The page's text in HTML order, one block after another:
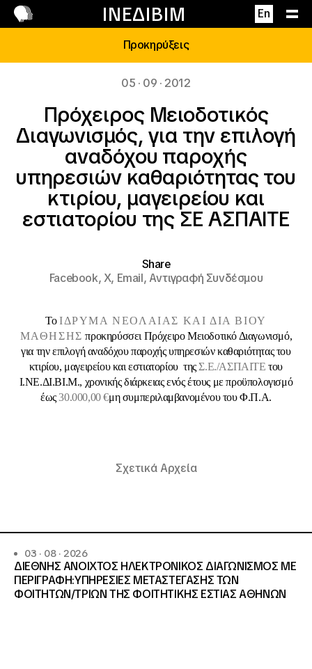
ΙΝΕΔΙΒΙΜ En
Επικοινωνία
Προκηρύξεις
05 · 09 · 2012
Πρόχειρος Μειοδοτικός
Διαγωνισμός, για την επιλογή
αναδόχου παροχής
υπηρεσιών καθαριότητας του
κτιρίου, μαγειρείου και
εστιατορίου της ΣΕ ΑΣΠΑΙΤΕ
Share
Facebook,X, Email,Αντιγραφή Συνδέσμου
ΤοΙΔΡΥΜΑ ΝΕΟΛΑΙΑΣ ΚΑΙ ΔΙΑ ΒΙΟΥ
ΜΑΘΗΣΗΣ προκηρύσσει Πρόχειρο Μειοδοτικό Διαγωνισμό,
για την επιλογή αναδόχου παροχής υπηρεσιών καθαριότητας του
κτιρίου, μαγειρείου και εστιατορίου τηςΣ.Ε./ΑΣΠΑΙΤΕτου
Ι.ΝΕ.ΔΙ.ΒΙ.Μ., χρονικής διάρκειας ενός έτους με προϋπολογισμό
έως30.000,00 €μη συμπεριλαμβανομένου του Φ.Π.Α.
Σχετικά Αρχεία
03 · 08 · 2026
ΔΙΕΘΝΗΣ ΑΝΟΙΧΤΟΣ ΗΛΕΚΤΡΟΝΙΚΟΣ ΔΙΑΓΩΝΙΣΜΟΣ ΜΕ
ΠΕΡΙΓΡΑΦΗ:ΥΠΗΡΕΣΙΕΣ METAΣΤΕΓΑΣΗΣ ΤΩΝ
ΦΟΙΤΗΤΩΝ/ΤΡΙΩΝ ΤΗΣ ΦΟΙΤΗΤΙΚΗΣ ΕΣΤΙΑΣ ΑΘΗΝΩΝ